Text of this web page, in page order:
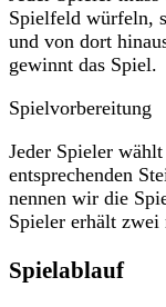
Spielfeld würfeln,
und von dort
gewinnt das Spiel.
Spielvorbereitung
Jeder Spieler
entsprechenden
nennen wir die
Spieler erhält
Spielablauf